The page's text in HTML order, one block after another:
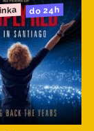
do 24h